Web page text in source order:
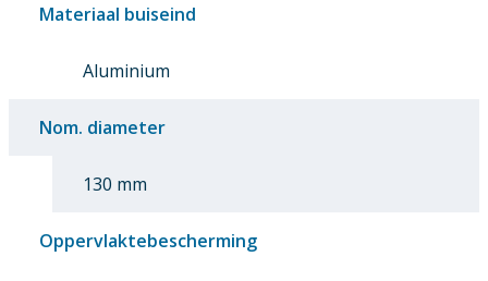
Materiaal buiseind
Aluminium
Nom. diameter
130 mm
Oppervlaktebescherming